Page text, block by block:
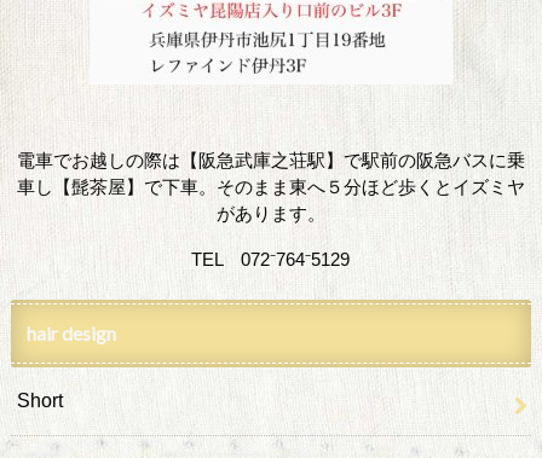
電車でお越しの際は【阪急武庫之荘駅】で駅前の阪急バスに乗
車し【髭茶屋】で下車。そのまま東へ５分ほど歩くとイズミヤ
があります。
TEL 072⁻764⁻5129
hair design
Short